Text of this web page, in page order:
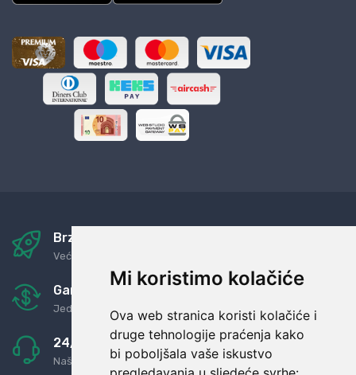
Mi koristimo kolačiće
Ova web stranica koristi kolačiće i
druge tehnologije praćenja kako
bi poboljšala vaše iskustvo
Brza i sigurna dostava
Već za nekoliko dana kod vas
Garancija u povrat novaca
Jednostavno pravilo: Roba za novac
24/7 odlična podrška
Naši agenti uvijek na raspolaganju